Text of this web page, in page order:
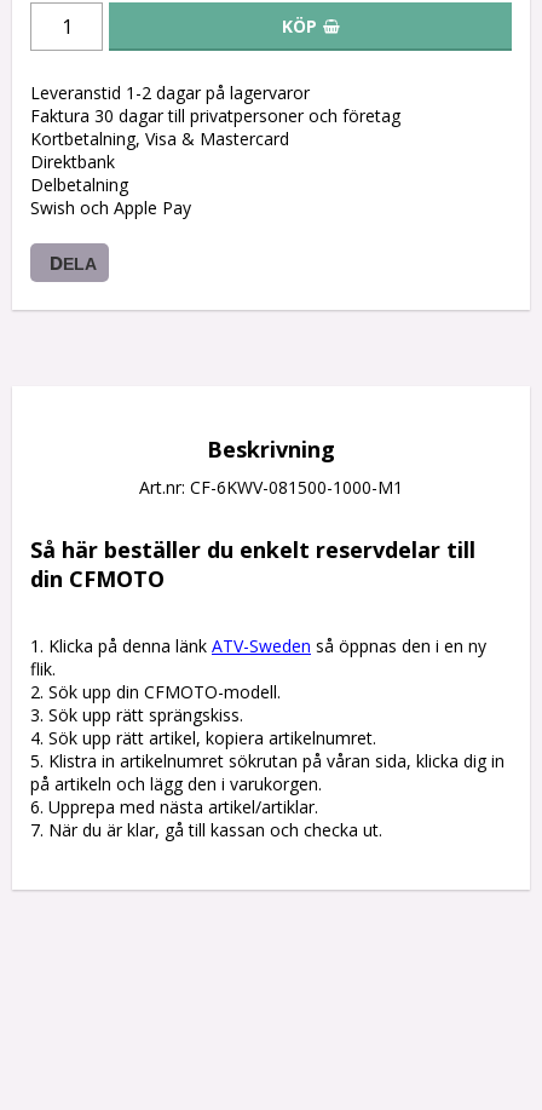
KÖP
Leveranstid 1-2 dagar på lagervaror
Faktura 30 dagar till privatpersoner och företag
Kortbetalning, Visa & Mastercard
Direktbank
Delbetalning
Swish och Apple Pay
DELA
Beskrivning
Art.nr: CF-6KWV-081500-1000-M1
Så här beställer du enkelt reservdelar till
din CFMOTO
1. Klicka på denna länk ATV-Sweden så öppnas den i en ny
flik.
2. Sök upp din CFMOTO-modell.
3. Sök upp rätt sprängskiss.
4. Sök upp rätt artikel, kopiera artikelnumret.
5. Klistra in artikelnumret sökrutan på våran sida, klicka dig in
på artikeln och lägg den i varukorgen.
6. Upprepa med nästa artikel/artiklar.
7. När du är klar, gå till kassan och checka ut.